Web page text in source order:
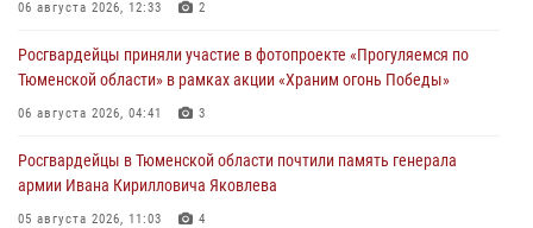
06 августа 2026, 12:33 2
Росгвардейцы приняли участие в фотопроекте «Прогуляемся по
Тюменской области» в рамках акции «Храним огонь Победы»
06 августа 2026, 04:41 3
Росгвардейцы в Тюменской области почтили память генерала
армии Ивана Кирилловича Яковлева
05 августа 2026, 11:03 4